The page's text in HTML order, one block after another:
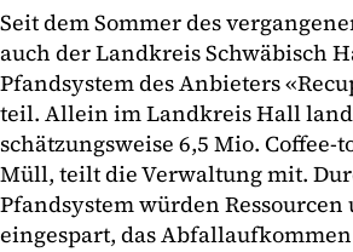
Seit dem Sommer des
auch der Landkreis Schwäbisch
Pfandsystem des Anbieters
teil. Allein im Landkreis Hall
schätzungsweise 6,5 Mio. Coffee-
Müll, teilt die Verwaltung mit.
Pfandsystem würden Ressourcen
eingespart, das